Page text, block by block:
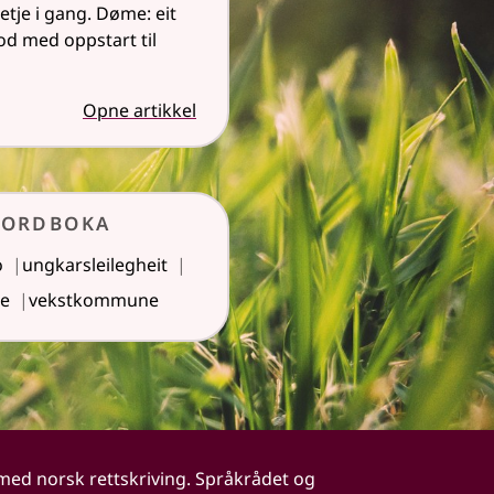
i gang. Døme: eit
med oppstart til
Opne artikkel
ungkarsleilegheit
vekstkommune
norsk rettskriving. Språkrådet og